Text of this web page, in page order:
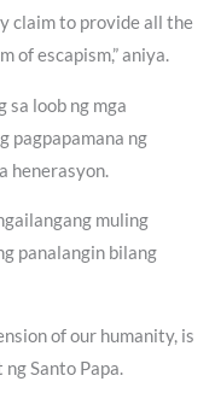
claim to provide all the
of escapism,” aniya.
sa loob ng mga
pagpapamana ng
henerasyon.
muling
panalangin bilang
of our humanity, is
Santo Papa.